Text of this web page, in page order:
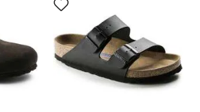
der
werden
die
Produktbilder
aktualisiert.